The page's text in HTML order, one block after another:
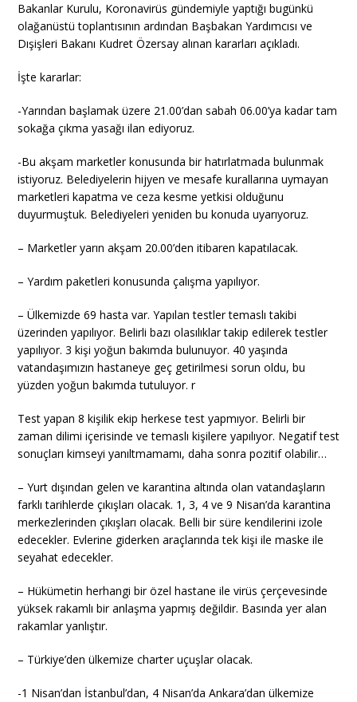
Bakanlar Kurulu, Koronavirüs gündemiyle yaptığı bugünkü
olağanüstü toplantısının ardından Başbakan Yardımcısı ve
Dışişleri Bakanı Kudret Özersay alınan kararları açıkladı.
İşte kararlar:
-Yarından başlamak üzere 21.00’dan sabah 06.00’ya kadar tam
sokağa çıkma yasağı ilan ediyoruz.
-Bu akşam marketler konusunda bir hatırlatmada bulunmak
istiyoruz. Belediyelerin hijyen ve mesafe kurallarına uymayan
marketleri kapatma ve ceza kesme yetkisi olduğunu
duyurmuştuk. Belediyeleri yeniden bu konuda uyarıyoruz.
– Marketler yarın akşam 20.00’den itibaren kapatılacak.
– Yardım paketleri konusunda çalışma yapılıyor.
– Ülkemizde 69 hasta var. Yapılan testler temaslı takibi
üzerinden yapılıyor. Belirli bazı olasılıklar takip edilerek testler
yapılıyor. 3 kişi yoğun bakımda bulunuyor. 40 yaşında
vatandaşımızın hastaneye geç getirilmesi sorun oldu, bu
yüzden yoğun bakımda tutuluyor. r
Test yapan 8 kişilik ekip herkese test yapmıyor. Belirli bir
zaman dilimi içerisinde ve temaslı kişilere yapılıyor. Negatif test
sonuçları kimseyi yanıltmamamı, daha sonra pozitif olabilir…
– Yurt dışından gelen ve karantina altında olan vatandaşların
farklı tarihlerde çıkışları olacak. 1, 3, 4 ve 9 Nisan’da karantina
merkezlerinden çıkışları olacak. Belli bir süre kendilerini izole
edecekler. Evlerine giderken araçlarında tek kişi ile maske ile
seyahat edecekler.
– Hükümetin herhangi bir özel hastane ile virüs çerçevesinde
yüksek rakamlı bir anlaşma yapmış değildir. Basında yer alan
rakamlar yanlıştır.
– Türkiye’den ülkemize charter uçuşlar olacak.
-1 Nisan’dan İstanbul’dan, 4 Nisan’da Ankara’dan ülkemize